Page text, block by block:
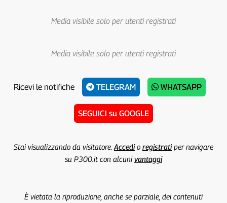
Media visibile solo per utenti registrati
Media visibile solo per utenti registrati
Ricevi le notifiche TELEGRAM WHATSAPP
SEGUICI su GOOGLE
Stai visualizzando da visitatore. Accedio registratiper navigare
su P300.it con alcunivantaggi
È vietata la riproduzione, anche se parziale, dei contenuti